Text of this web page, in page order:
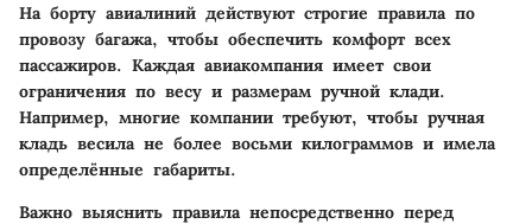
На борту авиалиний действуют строгие правила по
провозу багажа, чтобы обеспечить комфорт всех
пассажиров. Каждая авиакомпания имеет свои
ограничения по весу и размерам ручной клади.
Например, многие компании требуют, чтобы ручная
кладь весила не более восьми килограммов и имела
определённые габариты.
Важно выяснить правила непосредственно перед